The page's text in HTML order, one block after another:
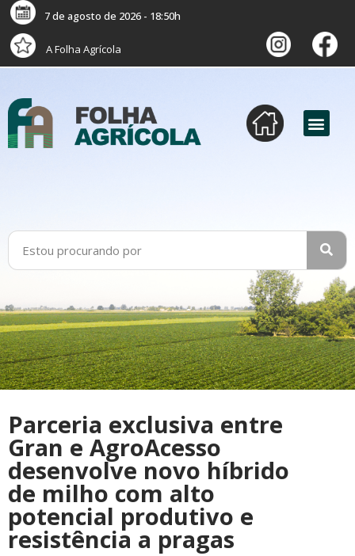
7 de agosto de 2026 - 18:50h
A Folha Agrícola
Parceria exclusiva entre
Gran e AgroAcesso
desenvolve novo híbrido
de milho com alto
potencial produtivo e
resistência a pragas